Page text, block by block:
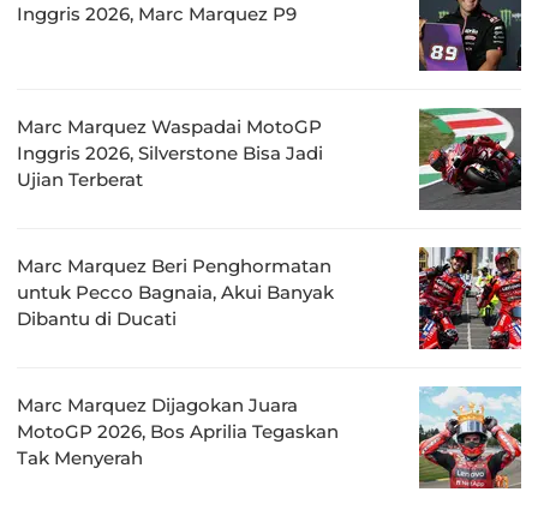
Inggris 2026, Marc Marquez P9
Marc Marquez Waspadai MotoGP
Inggris 2026, Silverstone Bisa Jadi
Ujian Terberat
Marc Marquez Beri Penghormatan
untuk Pecco Bagnaia, Akui Banyak
Dibantu di Ducati
Marc Marquez Dijagokan Juara
MotoGP 2026, Bos Aprilia Tegaskan
Tak Menyerah